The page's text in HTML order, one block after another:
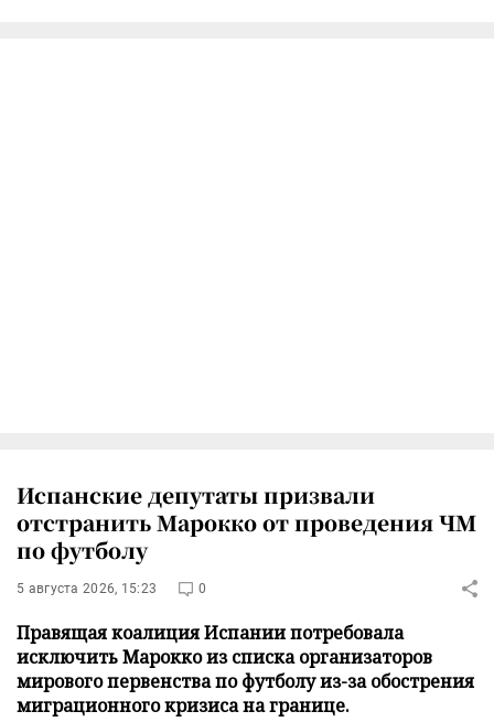
Испанские депутаты призвали
отстранить Марокко от проведения ЧМ
по футболу
5 августа 2026, 15:23 0
Правящая коалиция Испании потребовала
исключить Марокко из списка организаторов
мирового первенства по футболу из-за обострения
миграционного кризиса на границе.